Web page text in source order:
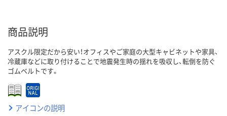
商品説明
アスクル限定だから安い！オフィスやご家庭の大型キャビネットや家具、
冷蔵庫などに取り付けることで地震発生時の揺れを吸収し、転倒を防ぐ
ゴムベルトです。
アイコンの説明